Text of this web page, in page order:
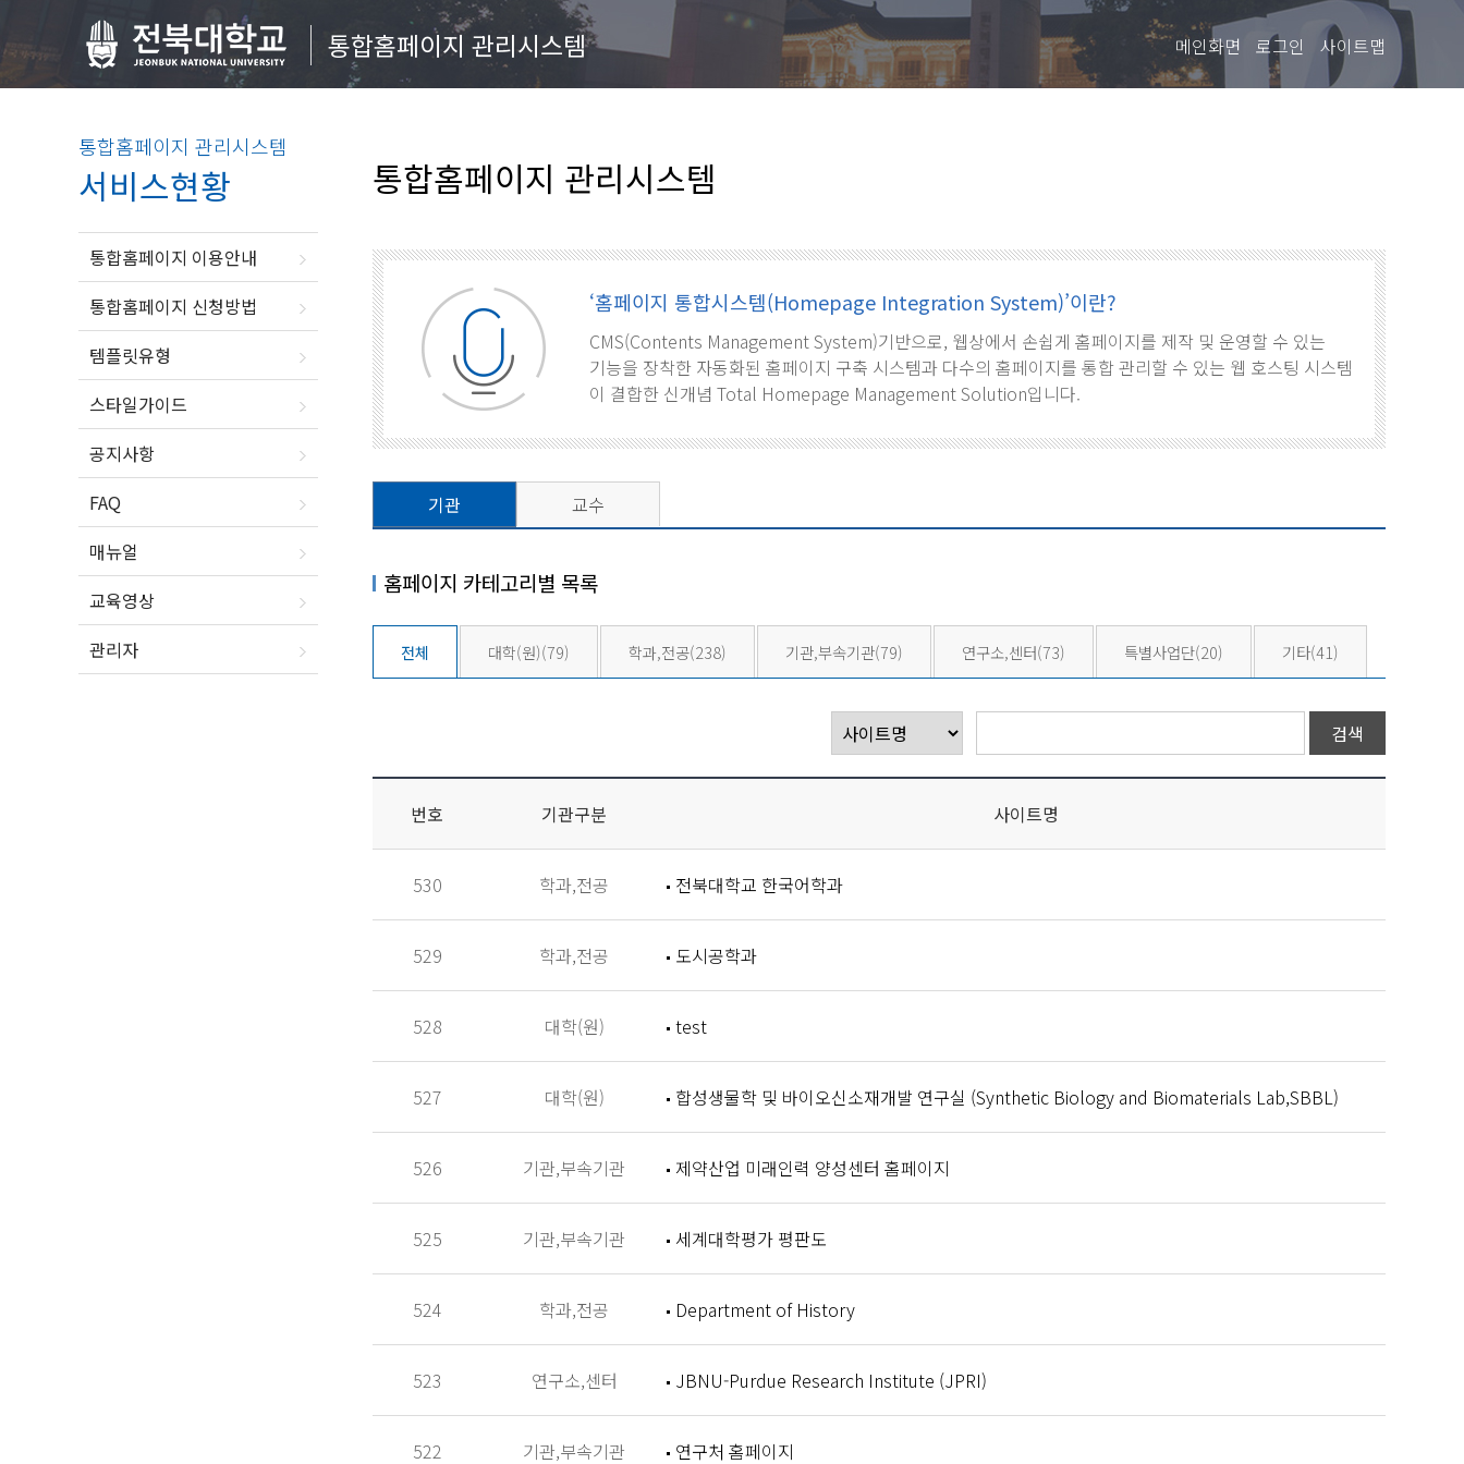
통합홈페이지 관리시스템 메인화면 로그인 사이트맵
통합홈페이지 관리시스템
서비스현황
통합홈페이지 이용안내
통합홈페이지 신청방법
템플릿유형
스타일가이드
공지사항
FAQ
매뉴얼
교육영상
관리자
통합홈페이지 관리시스템
‘홈페이지 통합시스템(Homepage Integration System)’이란?
CMS(Contents Management System)기반으로, 웹상에서 손쉽게 홈페이지를 제작 및 운영할 수 있는
기능을 장착한 자동화된 홈페이지 구축 시스템과 다수의 홈페이지를 통합 관리할 수 있는 웹 호스팅 시스템
이 결합한 신개념 Total Homepage Management Solution입니다.
기관 교수
홈페이지 카테고리별 목록
전체 대학(원)(79) 학과,전공(238) 기관,부속기관(79) 연구소,센터(73) 특별사업단(20) 기타(41)
번호 기관구분 사이트명
530 학과,전공 전북대학교 한국어학과
529 학과,전공 도시공학과
528 대학(원) test
527 대학(원) 합성생물학 및 바이오신소재개발 연구실 (Synthetic Biology and Biomaterials Lab,SBBL)
526 기관,부속기관 제약산업 미래인력 양성센터 홈페이지
525 기관,부속기관 세계대학평가 평판도
524 학과,전공 Department of History
523 연구소,센터 JBNU-Purdue Research Institute (JPRI)
522 기관,부속기관 연구처 홈페이지